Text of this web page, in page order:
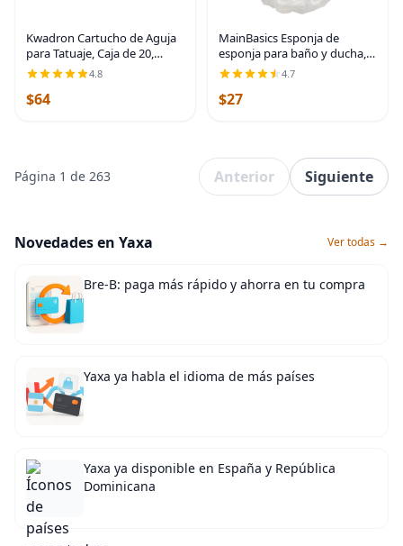
Kwadron Cartucho de Aguja
para Tatuaje, Caja de 20,
Delineadores Redondos de
Conicidad Larga - 5
Delineadores Redondos de
4.8
$64
MainBasics Esponja de
esponja para baño y ducha,
esponja para el cuerpo,
exfoliante corporal (juego de
3, flor aireada) | Esponja
4.7
$27
Página 1 de 263 Anterior Siguiente
Novedades en Yaxa Ver todas →
Bre-B: paga más rápido y ahorra en tu compra
Yaxa ya habla el idioma de más países
Yaxa ya disponible en España y República
Dominicana